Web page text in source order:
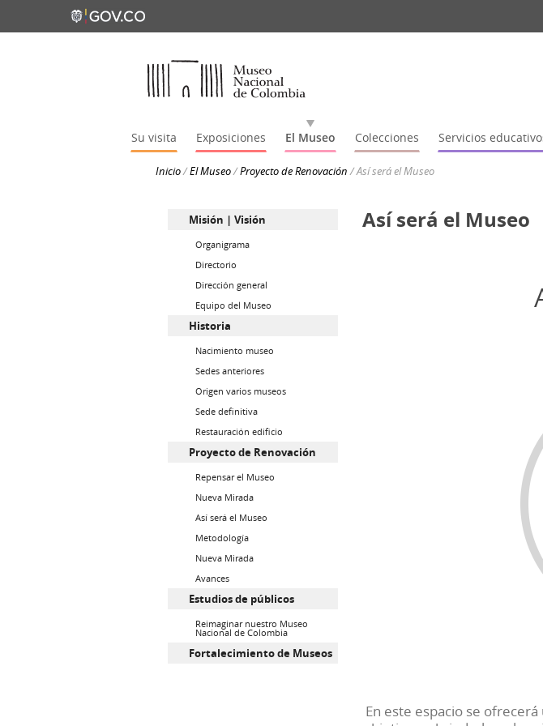
Su visita Exposiciones El Museo Colecciones Servicios
Inicio/El Museo/Proyecto de Renovación/Así será el Museo
Misión | Visión
Organigrama
Directorio
Dirección general
Equipo del Museo
Historia
Nacimiento museo
Sedes anteriores
Origen varios museos
Sede definitiva
Restauración edificio
Proyecto de Renovación
Repensar el Museo
Nueva Mirada
Así será el Museo
Metodología
Nueva Mirada
Avances
Estudios de públicos
Reimaginar nuestro Museo
Nacional de Colombia
Fortalecimiento de Museos
Así será el Museo
En este espacio se